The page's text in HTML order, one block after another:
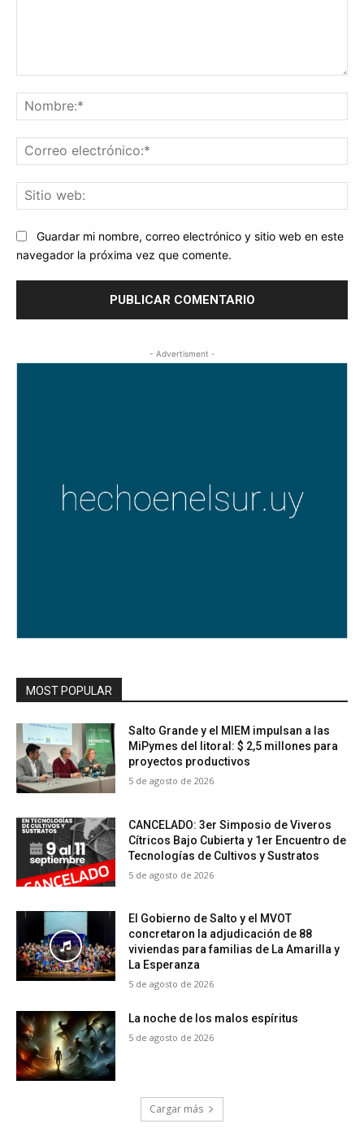
Guardar mi nombre, correo electrónico y sitio web en este
navegador la próxima vez que comente.
- Advertisment -
MOST POPULAR
Salto Grande y el MIEM impulsan a las
MiPymes del litoral: $ 2,5 millones para
proyectos productivos
5 de agosto de 2026
CANCELADO: 3er Simposio de Viveros
Cítricos Bajo Cubierta y 1er Encuentro de
Tecnologías de Cultivos y Sustratos
5 de agosto de 2026
El Gobierno de Salto y el MVOT
concretaron la adjudicación de 88
viviendas para familias de La Amarilla y
La Esperanza
5 de agosto de 2026
La noche de los malos espíritus
5 de agosto de 2026
Cargar más